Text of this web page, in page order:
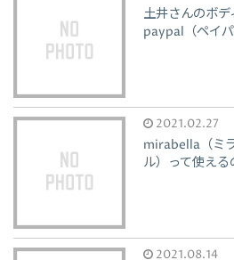
土井さんのボ
paypal（ペイ
2021.02.27
mirabella（ミ
ル）って使える
2021.08.14